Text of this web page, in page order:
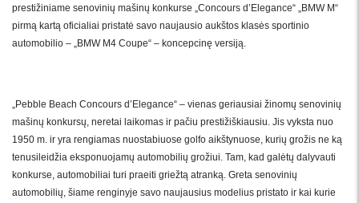
prestižiniame senovinių mašinų konkurse „Concours d’Elegance“ „BMW M“
pirmą kartą oficialiai pristatė savo naujausio aukštos klasės sportinio
automobilio – „BMW M4 Coupe“ – koncepcinę versiją.
„Pebble Beach Concours d’Elegance“ – vienas geriausiai žinomų senovinių
mašinų konkursų, neretai laikomas ir pačiu prestižiškiausiu. Jis vyksta nuo
1950 m. ir yra rengiamas nuostabiuose golfo aikštynuose, kurių grožis ne ką
tenusileidžia eksponuojamų automobilių grožiui. Tam, kad galėtų dalyvauti
konkurse, automobiliai turi praeiti griežtą atranką. Greta senovinių
automobilių, šiame renginyje savo naujausius modelius pristato ir kai kurie